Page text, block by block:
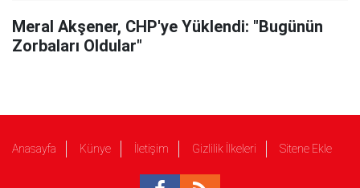
Meral Akşener, CHP'ye Yüklendi: "Bugünün
Zorbaları Oldular"
Anasayfa Künye İletişim Gizlilik İlkeleri Sitene Ekle